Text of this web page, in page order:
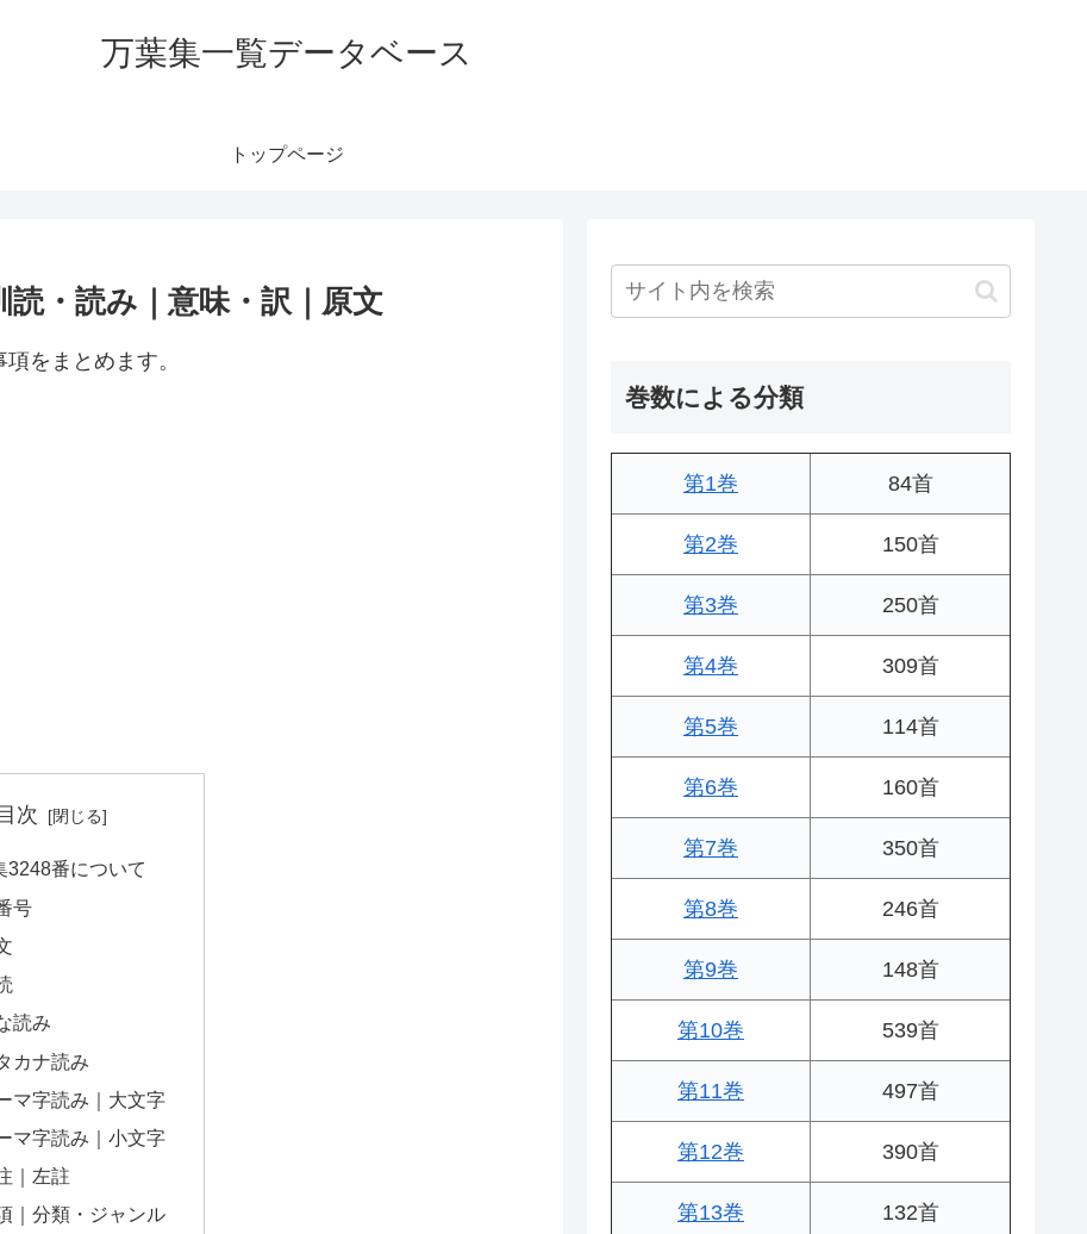
万葉集一覧データベース
トップページ
・読み｜意味・訳｜原文
をまとめます。
目次
3248番について
号
読み
カナ読み
マ字読み｜大文字
マ字読み｜小文字
｜左註
｜分類・ジャンル
巻数による分類
第1巻 84首
第2巻 150首
第3巻 250首
第4巻 309首
第5巻 114首
第6巻 160首
第7巻 350首
第8巻 246首
第9巻 148首
第10巻 539首
第11巻 497首
第12巻 390首
第13巻 132首